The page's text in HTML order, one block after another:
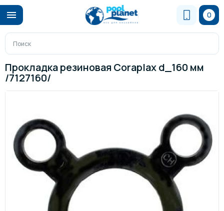
0
Прокладка резиновая Coraplax d_160 мм
/7127160/